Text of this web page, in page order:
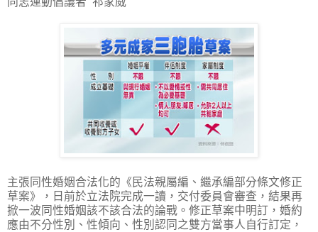
主張同性婚姻合法化的《民法親屬編、繼承編部分條文修正
草案》，日前於立法院完成一讀，交付委員會審查，結果再
掀一波同性婚姻該不該合法的論戰。修正草案中明訂，婚約
應由不分性別、性傾向、性別認同之雙方當事人自行訂定，